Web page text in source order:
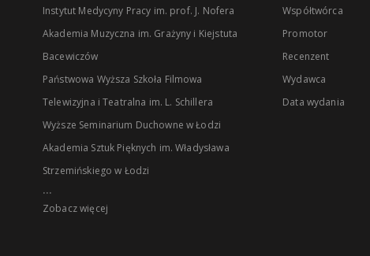
Instytut Medycyny Pracy im. prof. J. Nofera
Akademia Muzyczna im. Grażyny i Kiejstuta
Bacewiczów
Państwowa Wyższa Szkoła Filmowa
Telewizyjna i Teatralna im. L. Schillera
Wyższe Seminarium Duchowne w Łodzi
Akademia Sztuk Pięknych im. Władysława
Strzemińskiego w Łodzi
...
Zobacz więcej
Współtwórca
Promotor
Recenzent
Wydawca
Data wydania